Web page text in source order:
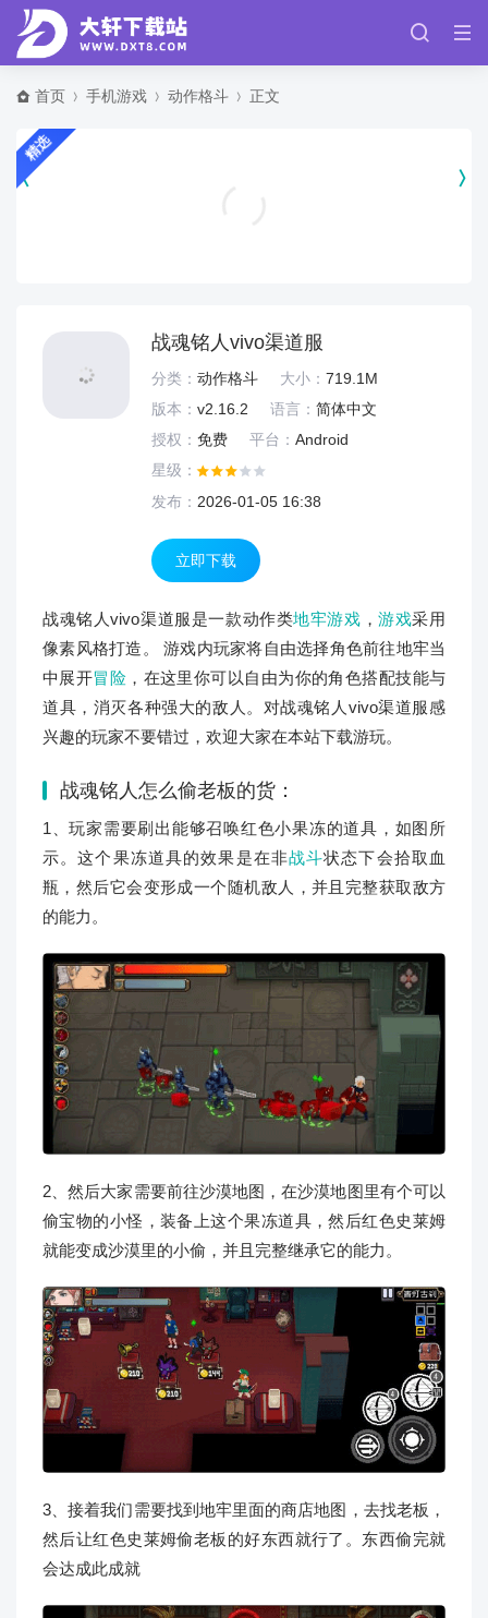
首页 手机游戏 动作格斗 正文
精选
战魂铭人vivo渠道服
分类： 动作格斗 大小： 719.1M
版本： v2.16.2 语言： 简体中文
授权： 免费 平台： Android
星级：
发布： 2026-01-05 16:38
立即下载
战魂铭人vivo渠道服是一款动作类地牢游戏 ，游戏采用
像素风格打造。 游戏内玩家将自由选择角色前往地牢当
中展开冒险 ，在这里你可以自由为你的角色搭配技能与
道具，消灭各种强大的敌人。对战魂铭人vivo渠道服感
兴趣的玩家不要错过，欢迎大家在本站下载游玩。
战魂铭人怎么偷老板的货：
1、玩家需要刷出能够召唤红色小果冻的道具，如图所
示。这个果冻道具的效果是在非战斗状态下会拾取血
瓶，然后它会变形成一个随机敌人，并且完整获取敌方
的能力。
2、然后大家需要前往沙漠地图，在沙漠地图里有个可以
偷宝物的小怪，装备上这个果冻道具，然后红色史莱姆
就能变成沙漠里的小偷，并且完整继承它的能力。
3、接着我们需要找到地牢里面的商店地图，去找老板，
然后让红色史莱姆偷老板的好东西就行了。东西偷完就
会达成此成就